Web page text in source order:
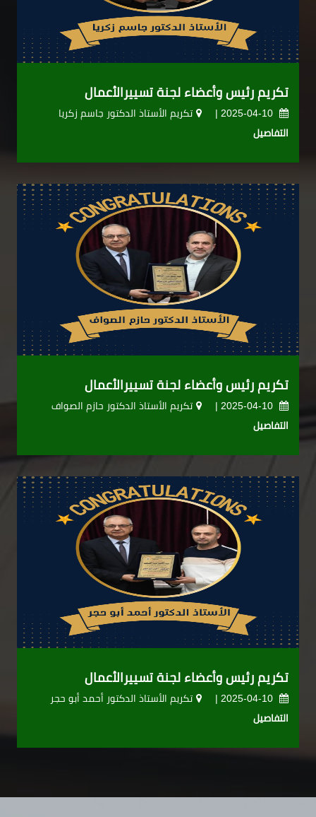
تكريم رئيس وأعضاء لجنة تسييرالأعمال
2025-04-10 |
تكريم الأستاذ الدكتور جاسم زكريا
التفاصيل
تكريم رئيس وأعضاء لجنة تسييرالأعمال
2025-04-10 |
تكريم الأستاذ الدكتور حازم الصواف
التفاصيل
تكريم رئيس وأعضاء لجنة تسييرالأعمال
2025-04-10 |
تكريم الأستاذ الدكتور أحمد أبو حجر
التفاصيل